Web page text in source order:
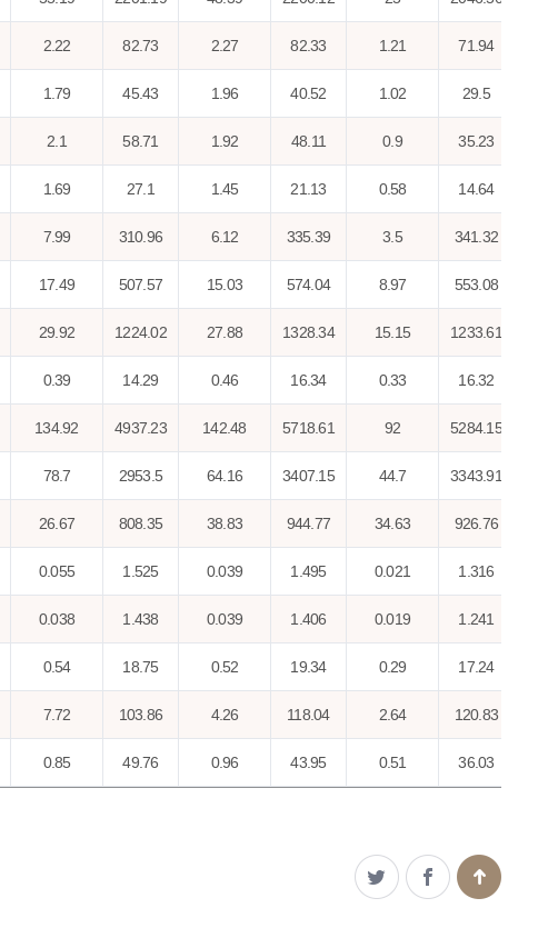
2.22 82.73 2.27 82.33 1.21 71.94
1.79 45.43 1.96 40.52 1.02 29.5
2.1 58.71 1.92 48.11 0.9 35.23
1.69 27.1 1.45 21.13 0.58 14.64
7.99 310.96 6.12 335.39 3.5 341.32
17.49 507.57 15.03 574.04 8.97 553.08
29.92 1224.02 27.88 1328.34 15.15 1233.61
0.39 14.29 0.46 16.34 0.33 16.32
134.92 4937.23 142.48 5718.61 92 5284.15
78.7 2953.5 64.16 3407.15 44.7 3343.91
26.67 808.35 38.83 944.77 34.63 926.76
0.055 1.525 0.039 1.495 0.021 1.316
0.038 1.438 0.039 1.406 0.019 1.241
0.54 18.75 0.52 19.34 0.29 17.24
7.72 103.86 4.26 118.04 2.64 120.83
0.85 49.76 0.96 43.95 0.51 36.03